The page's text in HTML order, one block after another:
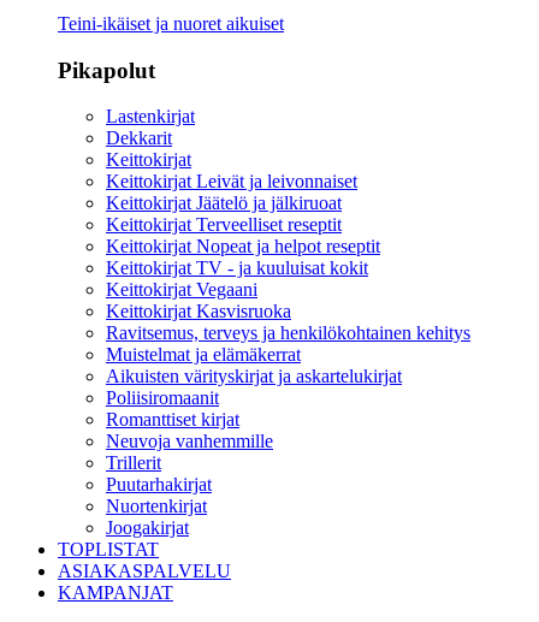
Teini-ikäiset ja nuoret aikuiset
Pikapolut
Lastenkirjat
Dekkarit
Keittokirjat
Keittokirjat Leivät ja leivonnaiset
Keittokirjat Jäätelö ja jälkiruoat
Keittokirjat Terveelliset reseptit
Keittokirjat Nopeat ja helpot reseptit
Keittokirjat TV - ja kuuluisat kokit
Keittokirjat Vegaani
Keittokirjat Kasvisruoka
Ravitsemus, terveys ja henkilökohtainen kehitys
Muistelmat ja elämäkerrat
Aikuisten värityskirjat ja askartelukirjat
Poliisiromaanit
Romanttiset kirjat
Neuvoja vanhemmille
Trillerit
Puutarhakirjat
Nuortenkirjat
Joogakirjat
TOPLISTAT
ASIAKASPALVELU
KAMPANJAT